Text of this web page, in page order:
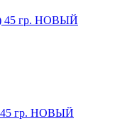
45 гр. НОВЫЙ
45 гр. НОВЫЙ